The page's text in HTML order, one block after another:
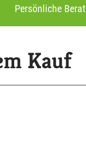
Persönliche
Kauf